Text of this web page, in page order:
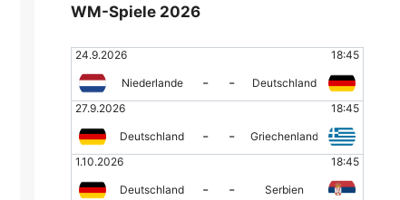
WM-Spiele 2026
24.9.2026 18:45
Niederlande - -
Deutschland
27.9.2026
18:45
Deutschland - -
Griechenland
1.10.2026
18:45
Deutschland - -
Serbien